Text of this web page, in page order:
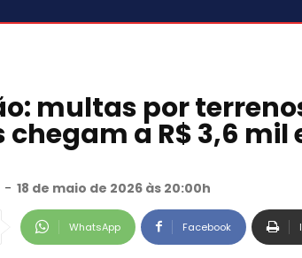
multas por
a R$ 3,6 mil
- 18 de maio de 2026 às 20:00h
WhatsApp Facebook